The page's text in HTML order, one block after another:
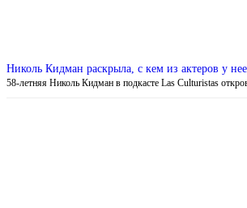
Николь Кидман раскрыла, с кем из актеров у
58-летняя Николь Кидман в подкасте Las Culturistas